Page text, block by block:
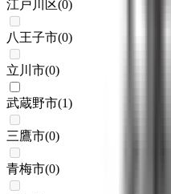
江戸川区(0)
八王子市(0)
立川市(0)
武蔵野市(1)
三鷹市(0)
青梅市(0)